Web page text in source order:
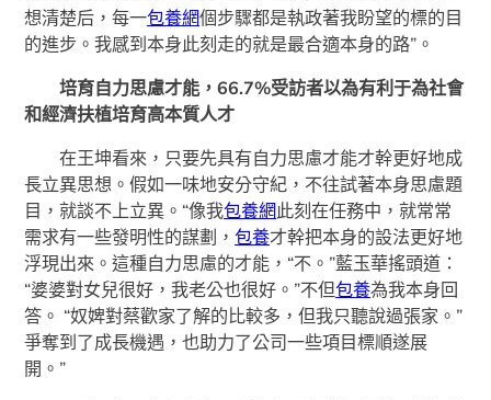
想清楚后，每一包養網個步驟都是執政著我盼望的標的目
的進步。我感到本身此刻走的就是最合適本身的路”。
培育自力思慮才能，66.7%受訪者以為有利于為社會
和經濟扶植培育高本質人才
在王坤看來，只要先具有自力思慮才能才幹更好地成
長立異思想。假如一味地安分守紀，不往試著本身思慮題
目，就談不上立異。“像我包養網此刻在任務中，就常常
需求有一些發明性的謀劃，包養才幹把本身的設法更好地
浮現出來。這種自力思慮的才能，“不。”藍玉華搖頭道：
“婆婆對女兒很好，我老公也很好。”不但包養為我本身回
答。 “奴婢對蔡歡家了解的比較多，但我只聽說過張家。”
爭奪到了成長機遇，也助力了公司一些項目標順遂展
開。”